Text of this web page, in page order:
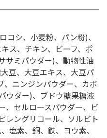
コシ、小麦粉、パン粉)、
ス、チキン、ビーフ、ポ
サミパウダー)、動物性油
豆、大豆エキス、大豆パ
、ニンジンパウダー、カボ
ウダー)、ブドウ糖果糖液
、セルロースパウダー、ビ
レングリコール、ソルビト
塩素、銅、鉄、ヨウ素、